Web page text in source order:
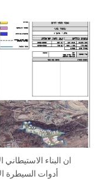
ان البناء
أدوات السيطرة